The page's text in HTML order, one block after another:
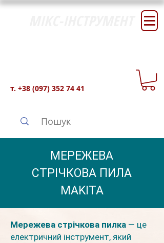
т. +38 (097) 352 74 41
МЕРЕЖЕВА
СТРІЧКОВА ПИЛА
MAKITA
Мережева стрічкова пилка — це
електричний інструмент, який